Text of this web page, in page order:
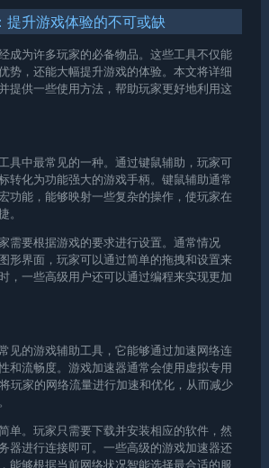
提升游戏体验的不可或缺
成为许多玩家的必备物品。这些工具不仅能
势，还能大幅提升游戏的体验。本文将详细
提供一些使用方法，帮助玩家更好地利用这
具中最常见的一种。通过键鼠辅助，玩家可
转化为功能强大的游戏手柄。键鼠辅助通常
功能，能够映射一些复杂的操作，使玩家在
。
需要根据游戏的要求进行设置。通常情况
形界面，玩家可以通过简单的拖拽和设置来
，一些高级用户还可以通过编程来实现更加
见的游戏辅助工具，它能够通过加速网络连
和流畅度。游戏加速器通常会使用虚拟专用
玩家的网络流量进行加速和优化，从而减少
单。玩家只需要下载并安装相应的软件，然
器进行连接即可。一些高级的游戏加速器还
能够根据当前网络状况智能选择最合适的服